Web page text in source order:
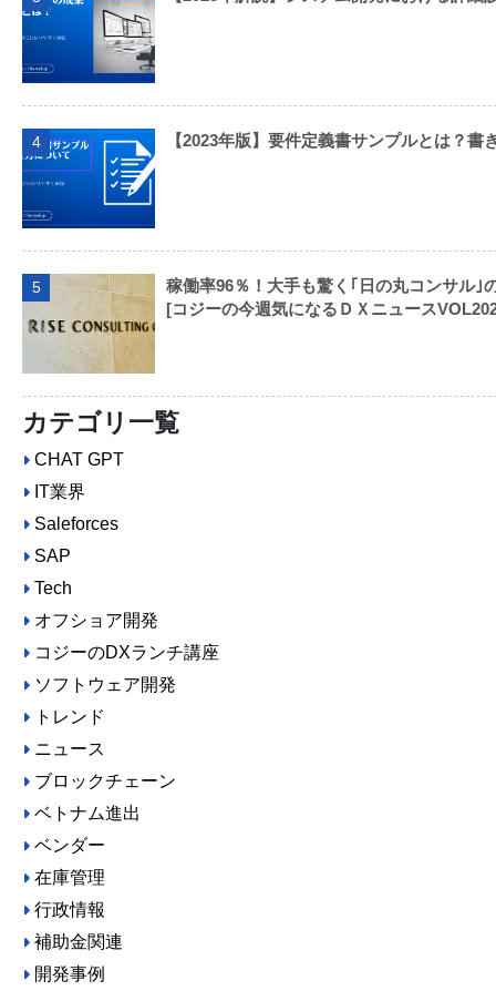
4 【2023年版】要件定義書サンプルとは？書
5
稼働率96％！大手も驚く｢日の丸コンサル｣
[コジーの今週気になるＤＸニュース
カテゴリ一覧
CHAT GPT
IT業界
Saleforces
SAP
Tech
オフショア開発
コジーのDXランチ講座
ソフトウェア開発
トレンド
ニュース
ブロックチェーン
ベトナム進出
ベンダー
在庫管理
行政情報
補助金関連
開発事例